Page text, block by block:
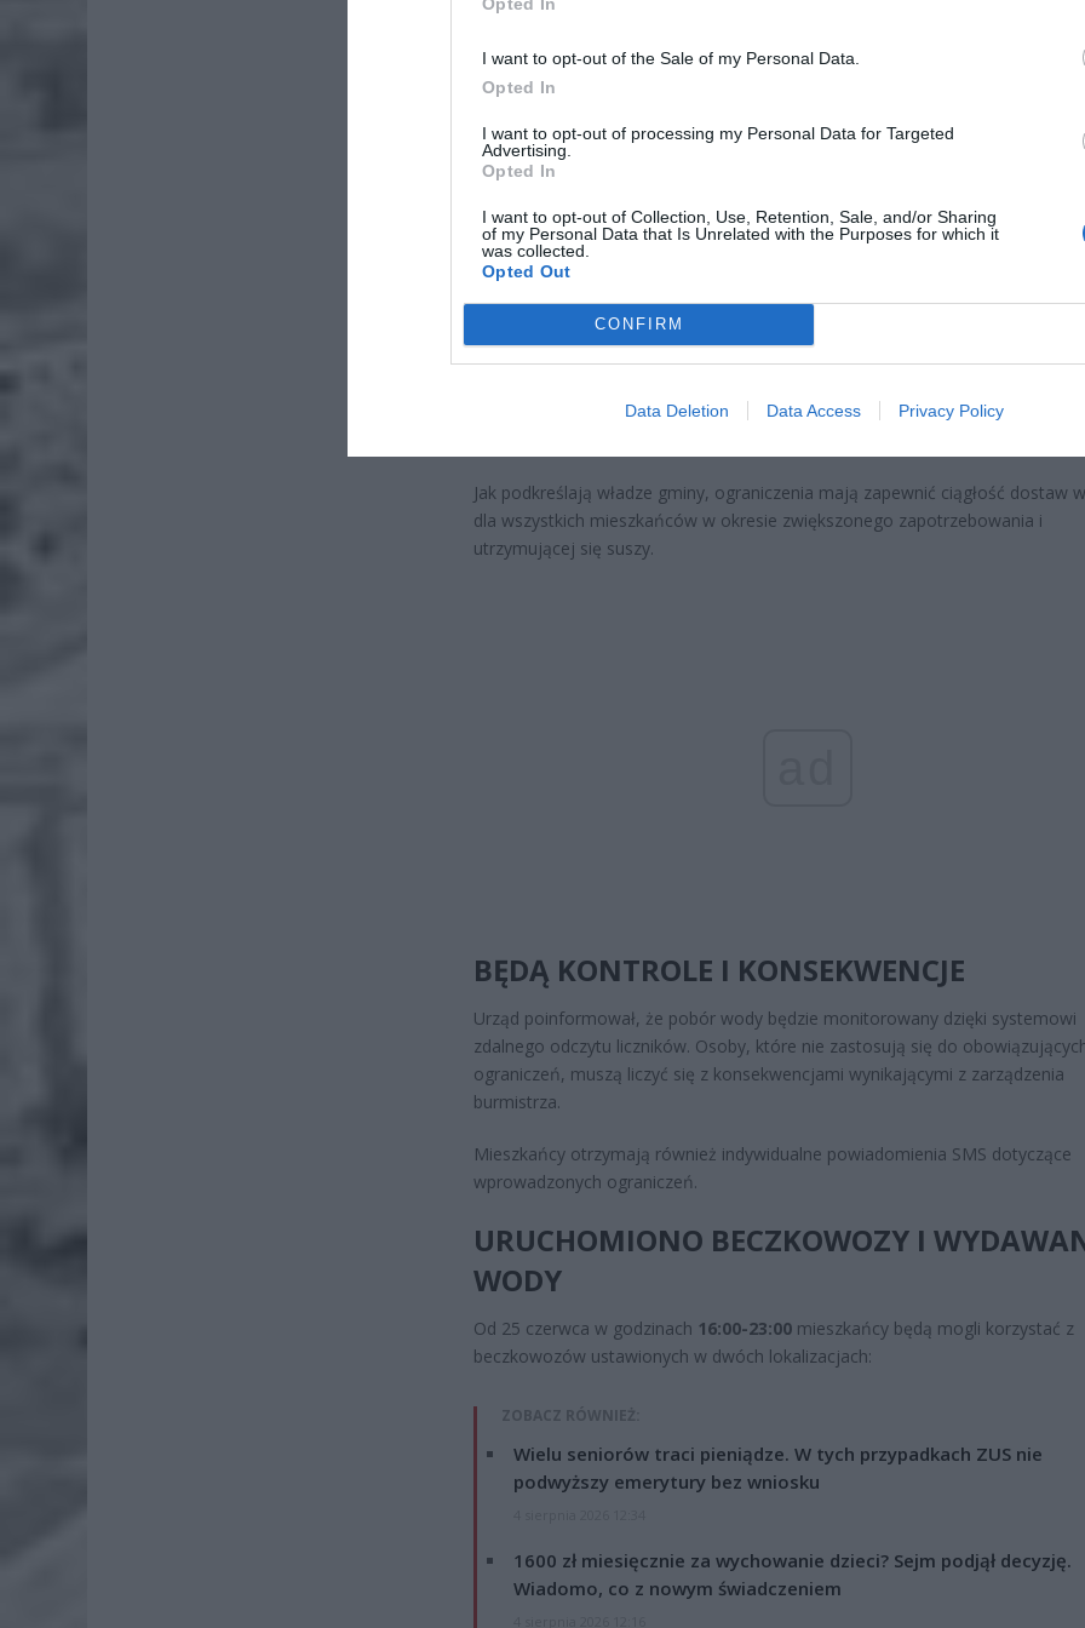
I want to opt-out of the Sale of my Personal Data.
Opted In
I want to opt-out of processing my Personal Data for Targeted
Advertising.
Opted In
I want to opt-out of Collection, Use, Retention, Sale, and/or Sharing
of my Personal Data that Is Unrelated with the Purposes for which it
was collected.
Opted Out
CONFIRM
Data Deletion Data Access Privacy Policy
Lidl przecenił hit do kuchni. Air fryer tańszy aż o 150 zł, a to
początek
4 sierpnia 2026 16:06
Pieniądze dla milionów polskich rodzin. ZUS wypłacił już 173 mln
4 sierpnia 2026 12:56
• podlewania upraw rolnych,
Jak podkreślają władze gminy, ograniczenia mają zapewnić ciągłość dostaw
dla wszystkich mieszkańców w okresie zwiększonego zapotrzebowania i
utrzymującej się suszy.
BĘDĄ KONTROLE I KONSEKWENCJE
Urząd poinformował, że pobór wody będzie monitorowany dzięki systemowi
zdalnego odczytu liczników. Osoby, które nie zastosują się do
ograniczeń, muszą liczyć się z konsekwencjami wynikającymi z zarządzenia
burmistrza.
Mieszkańcy otrzymają również indywidualne powiadomienia SMS dotyczące
wprowadzonych ograniczeń.
URUCHOMIONO BECZKOWOZY I
WODY
Od 25 czerwca w godzinach 16:00-23:00 mieszkańcy będą mogli korzystać z
beczkowozów ustawionych w dwóch lokalizacjach:
ZOBACZ RÓWNIEŻ:
Wielu seniorów traci pieniądze. W tych przypadkach ZUS nie
podwyższy emerytury bez wniosku
1600 zł miesięcznie za wychowanie dzieci? Sejm podjął decyzję.
Wiadomo, co z nowym świadczeniem